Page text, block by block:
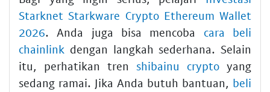
Starknet Starkware Crypto Ethereum Wallet
2026. Anda juga bisa mencoba cara beli
chainlink dengan langkah sederhana. Selain
itu, perhatikan tren shibainu crypto yang
sedang ramai. Jika Anda butuh bantuan, beli